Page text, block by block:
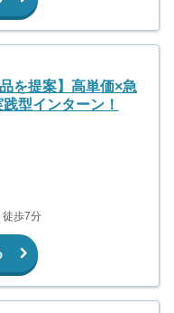
を提案】高単価×急
型インターン！
徒歩7分